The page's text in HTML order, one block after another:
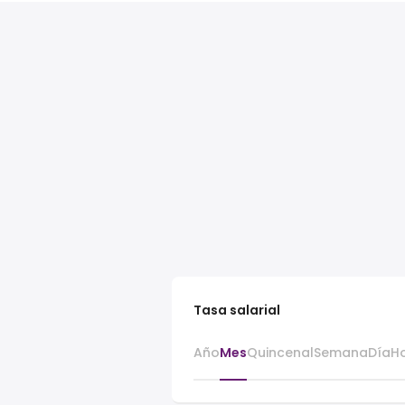
Tasa salarial
AñoMesQuincenalSemanaDía